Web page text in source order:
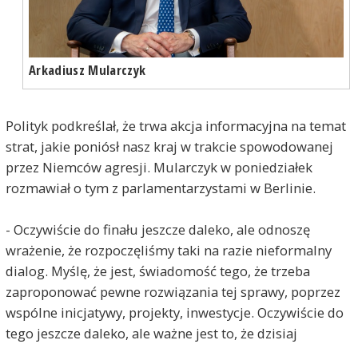
Arkadiusz Mularczyk
Polityk podkreślał, że trwa akcja informacyjna na temat
strat, jakie poniósł nasz kraj w trakcie spowodowanej
przez Niemców agresji. Mularczyk w poniedziałek
rozmawiał o tym z parlamentarzystami w Berlinie.
- Oczywiście do finału jeszcze daleko, ale odnoszę
wrażenie, że rozpoczęliśmy taki na razie nieformalny
dialog. Myślę, że jest, świadomość tego, że trzeba
zaproponować pewne rozwiązania tej sprawy, poprzez
wspólne inicjatywy, projekty, inwestycje. Oczywiście do
tego jeszcze daleko, ale ważne jest to, że dzisiaj